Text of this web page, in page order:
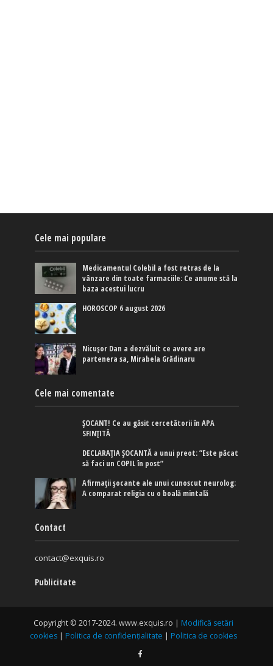
Cele mai populare
Medicamentul Colebil a fost retras de la
vânzare din toate farmaciile: Ce anume stă la
baza acestui lucru
HOROSCOP 6 august 2026
Nicușor Dan a dezvăluit ce avere are
partenera sa, Mirabela Grădinaru
Cele mai comentate
ȘOCANT! Ce au găsit cercetătorii în APA
SFINȚITĂ
DECLARAȚIA ȘOCANTĂ a unui preot: ”Este păcat
să faci un COPIL în post”
Afirmaţii şocante ale unui cunoscut neurolog:
A comparat religia cu o boală mintală
Contact
contact@exquis.ro
Publicitate
Copyright © 2017-2024. www.exquis.ro | Modifică setări
cookies | Politica de confidențialitate | Politica de cookies